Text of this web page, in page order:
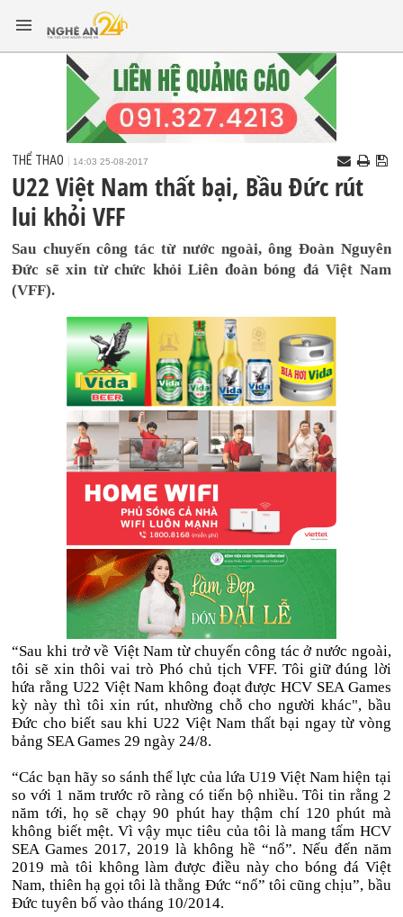
THỂ THAO 14:03 25-08-2017
U22 Việt Nam thất bại, Bầu Đức rút
lui khỏi VFF
Sau chuyến công tác từ nước ngoài, ông Đoàn Nguyên
Đức sẽ xin từ chức khỏi Liên đoàn bóng đá Việt Nam
(VFF).
“Sau khi trở về Việt Nam từ chuyến công tác ở nước ngoài,
tôi sẽ xin thôi vai trò Phó chủ tịch VFF. Tôi giữ đúng lời
hứa rằng U22 Việt Nam không đoạt được HCV SEA Games
kỳ này thì tôi xin rút, nhường chỗ cho người khác", bầu
Đức cho biết sau khi U22 Việt Nam thất bại ngay từ vòng
bảng SEA Games 29 ngày 24/8.
“Các bạn hãy so sánh thể lực của lứa U19 Việt Nam hiện tại
so với 1 năm trước rõ ràng có tiến bộ nhiều. Tôi tin rằng 2
năm tới, họ sẽ chạy 90 phút hay thậm chí 120 phút mà
không biết mệt. Vì vậy mục tiêu của tôi là mang tấm HCV
SEA Games 2017, 2019 là không hề “nổ”. Nếu đến năm
2019 mà tôi không làm được điều này cho bóng đá Việt
Nam, thiên hạ gọi tôi là thằng Đức “nổ” tôi cũng chịu”, bầu
Đức tuyên bố vào tháng 10/2014.